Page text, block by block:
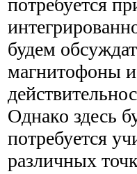
потребуется
будем
магнитофоны и
Однако здесь
потребуется
различных